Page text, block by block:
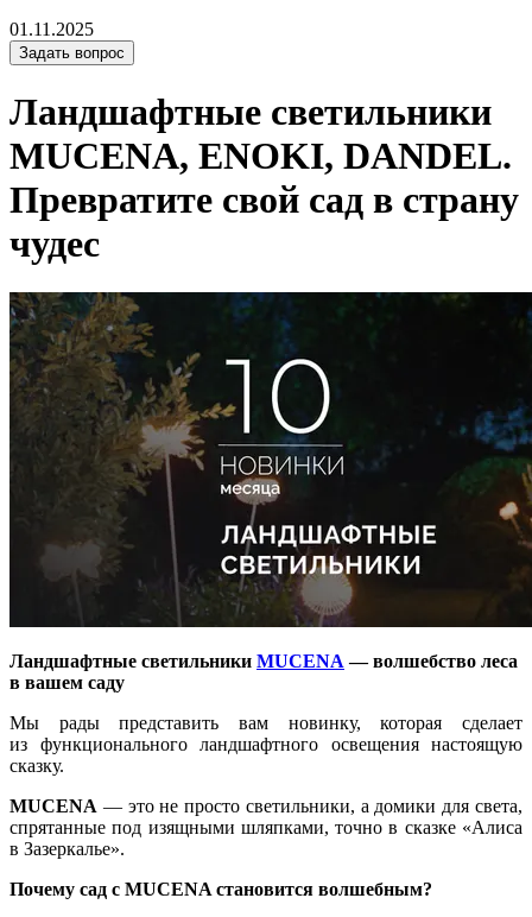
01.11.2025
Задать вопрос
Ландшафтные светильники
MUCENA, ENOKI, DANDEL.
Превратите свой сад в страну
чудес
Ландшафтные светильники MUCENA — волшебство леса
в вашем саду
Мы рады представить вам новинку, которая сделает
из функционального ландшафтного освещения настоящую
сказку.
MUCENA — это не просто светильники, а домики для света,
спрятанные под изящными шляпками, точно в сказке «Алиса
в Зазеркалье».
Почему сад с MUCENA становится волшебным?